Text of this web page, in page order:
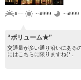
¥---- ～¥999 ～¥999
“ボリューム★”
交通量が多い通り沿いにある
にはこちらに限りますね(*...